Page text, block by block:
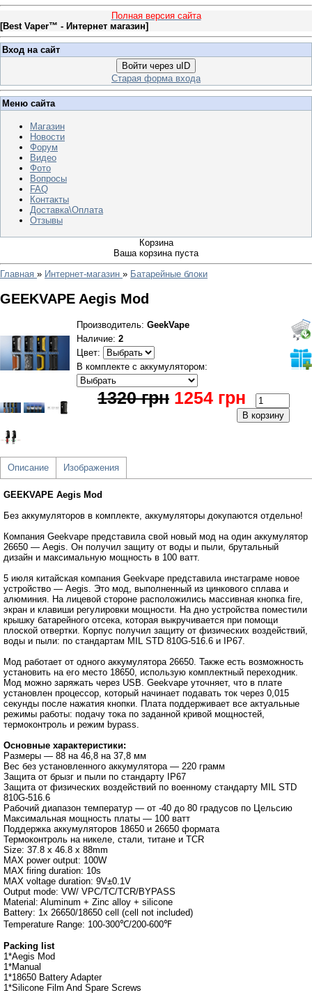
Полная версия сайта
[Best Vaper™ - Интернет магазин]
Вход на сайт
Войти через uID
Старая форма входа
Меню сайта
Магазин
Новости
Форум
Видео
Фото
Вопросы
FAQ
Контакты
Доставка\Оплата
Отзывы
Корзина
Ваша корзина пуста
Главная » Интернет-магазин » Батарейные блоки
GEEKVAPE Aegis Mod
Производитель: GeekVape
Наличие: 2
Цвет:
В комплекте с аккумулятором:
1320 грн 1254 грн
Описание Изображения
GEEKVAPE Aegis Mod
Без аккумуляторов в комплекте, аккумуляторы докупаются отдельно!
Компания Geekvape представила свой новый мод на один аккумулятор
26650 — Aegis. Он получил защиту от воды и пыли, брутальный
дизайн и максимальную мощность в 100 ватт.
5 июля китайская компания Geekvape представила инстаграме новое
устройство — Aegis. Это мод, выполненный из цинкового сплава и
алюминия. На лицевой стороне расположились массивная кнопка fire,
экран и клавиши регулировки мощности. На дно устройства поместили
крышку батарейного отсека, которая выкручивается при помощи
плоской отвертки. Корпус получил защиту от физических воздействий,
воды и пыли: по стандартам MIL STD 810G-516.6 и IP67.
Мод работает от одного аккумулятора 26650. Также есть возможность
установить на его место 18650, использую комплектный переходник.
Мод можно заряжать через USB. Geekvape уточняет, что в плате
установлен процессор, который начинает подавать ток через 0,015
секунды после нажатия кнопки. Плата поддерживает все актуальные
режимы работы: подачу тока по заданной кривой мощностей,
термоконтроль и режим bypass.
Основные характеристики:
Размеры — 88 на 46,8 на 37,8 мм
Вес без установленного аккумулятора — 220 грамм
Защита от брызг и пыли по стандарту IP67
Защита от физических воздействий по военному стандарту MIL STD
810G-516.6
Рабочий диапазон температур — от -40 до 80 градусов по Цельсию
Максимальная мощность платы — 100 ватт
Поддержка аккумуляторов 18650 и 26650 формата
Термоконтроль на никеле, стали, титане и TCR
Size: 37.8 x 46.8 x 88mm
MAX power output: 100W
MAX firing duration: 10s
MAX voltage duration: 9V±0.1V
Output mode: VW/ VPC/TC/TCR/BYPASS
Material: Aluminum + Zinc alloy + silicone
Battery: 1x 26650/18650 cell (cell not included)
Temperature Range: 100-300℃/200-600℉
Packing list
1*Aegis Mod
1*Manual
1*18650 Battery Adapter
1*Silicone Film And Spare Screws